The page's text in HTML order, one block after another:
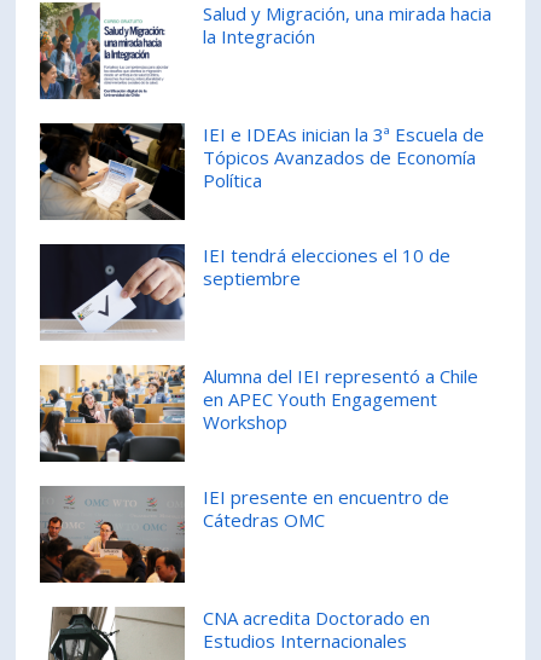
Postulantes
Estudiantes
Salud y Migración, una mirada hacia
la Integración
IEI e IDEAs inician la 3ª Escuela de
Tópicos Avanzados de Economía
Política
IEI tendrá elecciones el 10 de
septiembre
Alumna del IEI representó a Chile
en APEC Youth Engagement
Workshop
IEI presente en encuentro de
Cátedras OMC
CNA acredita Doctorado en
Estudios Internacionales